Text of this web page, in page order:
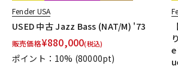
Fender USA
USED 中古 Jazz Bass (NAT/M) '73
販売価格¥880,000(税込)
ポイント：10% (80000pt)